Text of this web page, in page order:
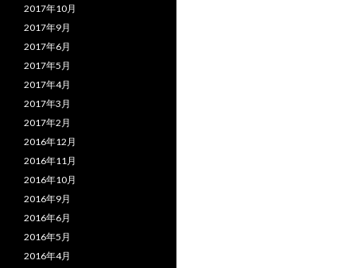
2017年10月
2017年9月
2017年6月
2017年5月
2017年4月
2017年3月
2017年2月
2016年12月
2016年11月
2016年10月
2016年9月
2016年6月
2016年5月
2016年4月